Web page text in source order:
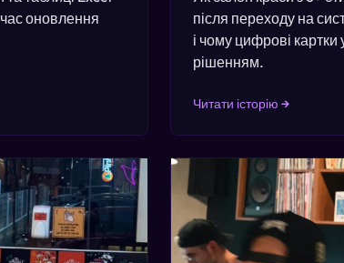
оновлення
після переходу на
і чому цифрові
рішенням.
Читати історію →